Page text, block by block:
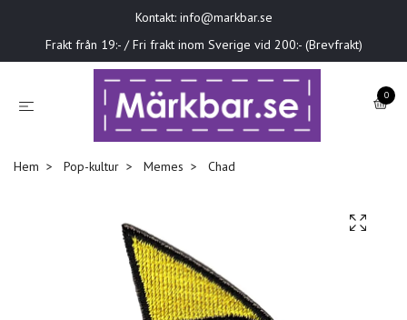
Kontakt: info@markbar.se
Frakt från 19:- / Fri frakt inom Sverige vid 200:- (Brevfrakt)
0
Hem Pop-kultur Memes Chad